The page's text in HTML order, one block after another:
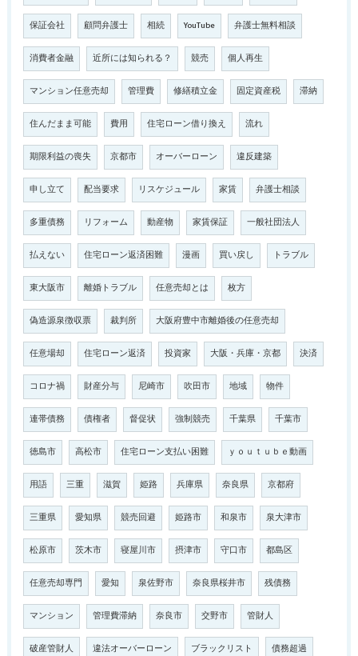
保証会社 顧問弁護士 相続 YouTube 弁護士無料相談
消費者金融 近所には知られる？ 競売 個人再生
マンション任意売却 管理費 修繕積立金 固定資産税 滞納
住んだまま可能 費用 住宅ローン借り換え 流れ
期限利益の喪失 京都市 オーバーローン 違反建築
申し立て 配当要求 リスケジュール 家賃 弁護士相談
多重債務 リフォーム 動産物 家賃保証 一般社団法人
払えない 住宅ローン返済困難 漫画 買い戻し トラブル
東大阪市 離婚トラブル 任意売却とは 枚方
偽造源泉徴収票 裁判所 大阪府豊中市離婚後の任意売却
任意場却 住宅ローン返済 投資家 大阪・兵庫・京都 決済
コロナ禍 財産分与 尼崎市 吹田市 地域 物件
連帯債務 債権者 督促状 強制競売 千葉県 千葉市
徳島市 高松市 住宅ローン支払い困難 ｙｏｕｔｕｂｅ動画
用語 三重 滋賀 姫路 兵庫県 奈良県 京都府
三重県 愛知県 競売回避 姫路市 和泉市 泉大津市
松原市 茨木市 寝屋川市 摂津市 守口市 都島区
任意売却専門 愛知 泉佐野市 奈良県桜井市 残債務
マンション 管理費滞納 奈良市 交野市 管財人
破産管財人 違法オーバーローン ブラックリスト 債務超過